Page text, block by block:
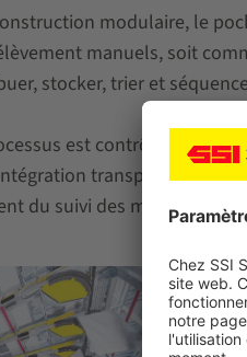
modulaire, le
manuels, soit
stocker, trier et
est contrôlé par le
transparente
du suivi des